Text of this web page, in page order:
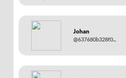
Johan
@637680b328f0...